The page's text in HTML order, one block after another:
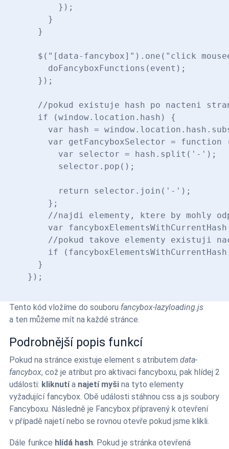
      });
    }
  }
$("[data-fancybox]").one("click
    doFancyboxFunctions(event);
  });
//pokud existuje hash po nacteni
  if (window.location.hash) {
var hash =
var getFancyboxSelector = function
      var selector = hash.split('-');
      selector.pop();
      return selector.join('-');
    };
//najdi elementy, ktere by mohly
var
//pokud takove elementy existuji
if
  }
Tento kód vložíme do souboru fancybox-lazyloading.js
a ten můžeme mít na každé stránce.
Podrobnější popis funkcí
Pokud na stránce existuje element s atributem data-
fancybox, což je atribut pro aktivaci fancyboxu, pak hlídej 2
události: kliknutía najetí myši na tyto elementy
vyžadující fancybox. Obě události stáhnou css a js soubory
Fancyboxu. Následně je Fancybox přípravený k otevření
v případě najetí nebo se rovnou otevře pokud jsme klikli.
Dále funkce hlídá hash. Pokud je stránka otevřená